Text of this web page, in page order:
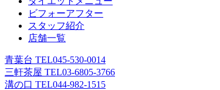
ビフォーアフター
スタッフ紹介
店舗一覧
青葉台 TEL045-530-0014
三軒茶屋 TEL03-6805-3766
溝の口 TEL044-982-1515